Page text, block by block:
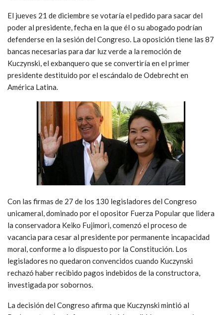
El jueves 21 de diciembre se votaría el pedido para sacar del
poder al presidente, fecha en la que él o su abogado podrían
defenderse en la sesión del Congreso. La oposición tiene las 87
bancas necesarias para dar luz verde a la remoción de
Kuczynski, el exbanquero que se convertiría en el primer
presidente destituido por el escándalo de Odebrecht en
América Latina.
Con las firmas de 27 de los 130 legisladores del Congreso
unicameral, dominado por el opositor Fuerza Popular que lidera
la conservadora Keiko Fujimori, comenzó el proceso de
vacancia para cesar al presidente por permanente incapacidad
moral, conforme a lo dispuesto por la Constitución. Los
legisladores no quedaron convencidos cuando Kuczynski
rechazó haber recibido pagos indebidos de la constructora,
investigada por sobornos.
La decisión del Congreso afirma que Kuczynski mintió al